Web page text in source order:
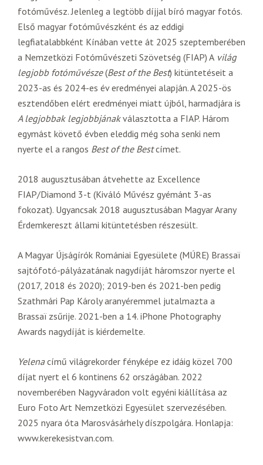
fotóművész. Jelenleg a legtöbb díjjal bíró magyar fotós.
Első magyar fotóművészként és az eddigi
legfiatalabbként Kínában vette át 2025 szeptemberében
a Nemzetközi Fotóművészeti Szövetség (FIAP) A világ
legjobb fotóművésze(Best of the Best) kitüntetéseit a
2023-as és 2024-es év eredményei alapján. A 2025-ös
esztendőben elért eredményei miatt újból, harmadjára is
A legjobbak legjobbjánakválasztotta a FIAP. Három
egymást követő évben eleddig még soha senki nem
nyerte el a rangos Best of the Bestcímet.
2018 augusztusában átvehette az Excellence
FIAP/Diamond 3-t (Kiváló Művész gyémánt 3-as
fokozat). Ugyancsak 2018 augusztusában Magyar Arany
Érdemkereszt állami kitüntetésben részesült.
A Magyar Újságírók Romániai Egyesülete (MÚRE) Brassaï
sajtófotó-pályázatának nagydíját háromszor nyerte el
(2017, 2018 és 2020); 2019-ben és 2021-ben pedig
Szathmári Pap Károly aranyéremmel jutalmazta a
Brassaï zsűrije. 2021-ben a 14. iPhone Photography
Awards nagydíját is kiérdemelte.
Yelenacímű világrekorder fényképe ez idáig közel 700
díjat nyert el 6 kontinens 62 országában. 2022
novemberében Nagyváradon volt egyéni kiállítása az
Euro Foto Art Nemzetközi Egyesület szervezésében.
2025 nyara óta Marosvásárhely díszpolgára. Honlapja:
www.kerekesistvan.com.